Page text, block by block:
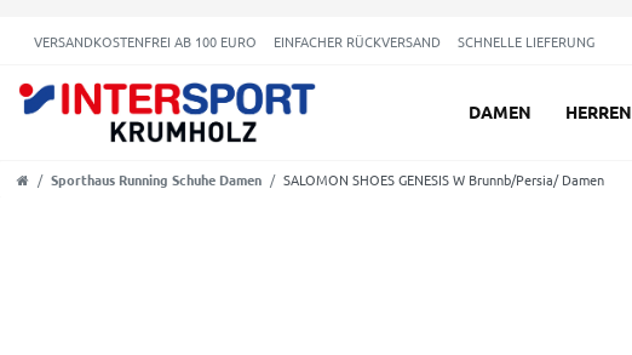
VERSANDKOSTENFREI AB 100 EURO EINFACHER RÜCKVERSAND SCHNELLE LIEFERUNG
DAMEN HERREN
Sporthaus Running Schuhe Damen SALOMON SHOES GENESIS W Brunnb/Persia/ Damen